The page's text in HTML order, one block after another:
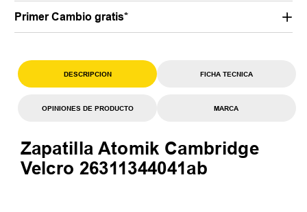
Primer Cambio gratis*
DESCRIPCION FICHA TECNICA
OPINIONES DE PRODUCTO MARCA
Zapatilla Atomik Cambridge
Velcro 26311344041ab